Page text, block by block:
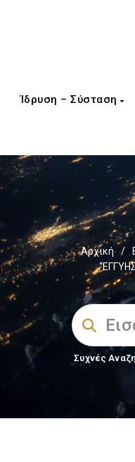
Ίδρυση – Σύσταση
Αρχική /
Συχνές